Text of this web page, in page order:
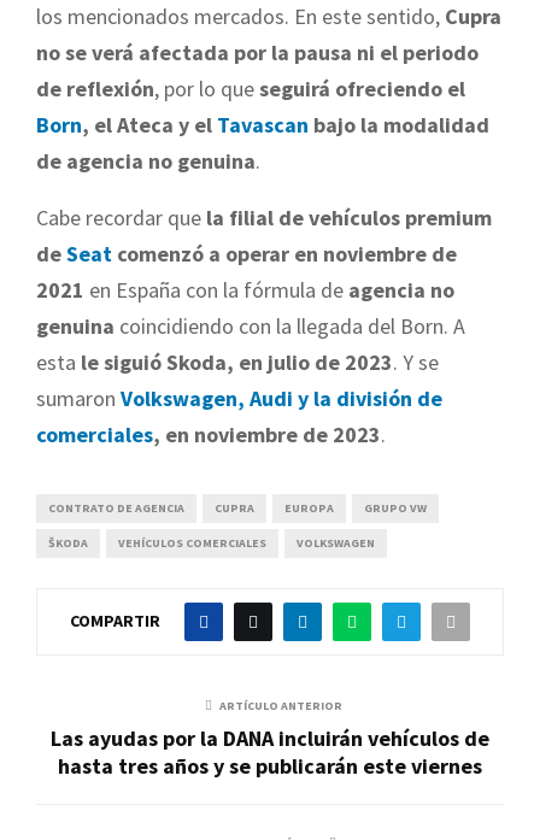
los mencionados mercados. En este sentido, Cupra
no se verá afectada por la pausa ni el periodo
de reflexión, por lo queseguirá ofreciendo el
Born, el Ateca y el Tavascan bajo la modalidad
de agencia no genuina.
Cabe recordar que la filial de vehículos premium
deSeat comenzó a operar en noviembre de
2021 en España con la fórmula de agencia no
genuina coincidiendo con la llegada del Born. A
esta le siguió Skoda, en julio de 2023. Y se
sumaron Volkswagen, Audi y la división de
comerciales, en noviembre de 2023.
CONTRATO DE AGENCIA CUPRA EUROPA GRUPO VW
ŠKODA VEHÍCULOS COMERCIALES VOLKSWAGEN
COMPARTIR
ARTÍCULO ANTERIOR
Las ayudas por la DANA incluirán vehículos de
hasta tres años y se publicarán este viernes